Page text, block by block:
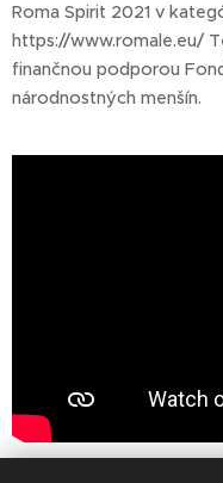
Roma Spirit 2021 v
https://www.romale.eu/
finančnou podporou
národnostných menšín.